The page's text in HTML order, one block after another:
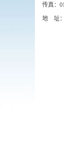
传真：
地 址：